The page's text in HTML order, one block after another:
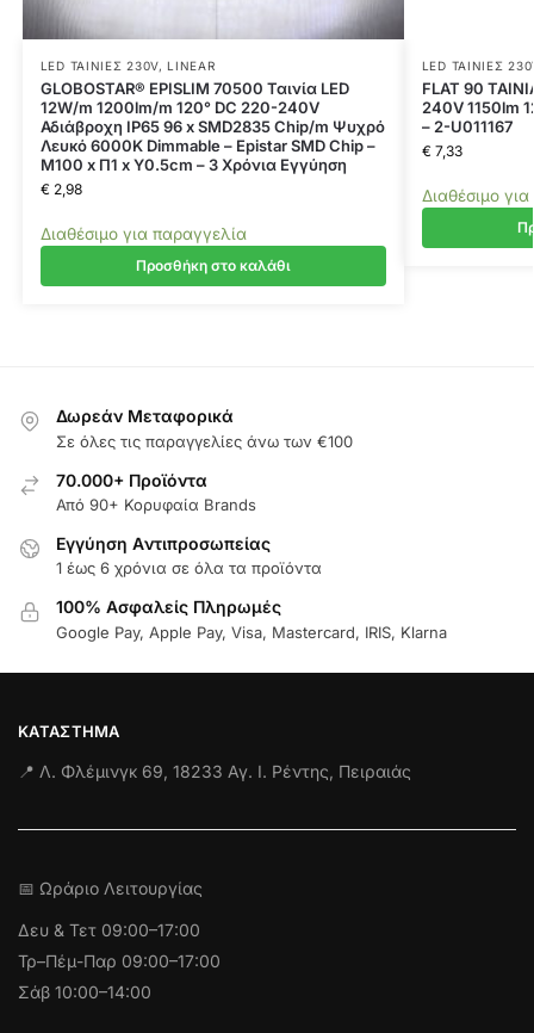
LED ΤΑΙΝΊΕΣ 230V,LINEAR
GLOBOSTAR® EPISLIM 70500 Ταινία LED
12W/m 1200lm/m 120° DC 220-240V
Αδιάβροχη IP65 96 x SMD2835 Chip/m Ψυχρό
Λευκό 6000K Dimmable – Epistar SMD Chip –
Μ100 x Π1 x Υ0.5cm – 3 Χρόνια Εγγύηση
€2,98
Διαθέσιμο για παραγγελία
Προσθήκη στο καλάθι
LED ΤΑΙΝΊΕΣ
FLAT 90
240V 1150lm
– 2-U011167
€7,33
Διαθέσιμο
Δωρεάν Μεταφορικά
Σε όλες τις παραγγελίες άνω των €100
70.000+ Προϊόντα
Από 90+ Κορυφαία Brands
Εγγύηση Aντιπροσωπείας
1 έως 6 χρόνια σε όλα τα προϊόντα
100% Ασφαλείς Πληρωμές
Google Pay, Apple Pay, Visa, Mastercard, IRIS, Klarna
ΚΑΤΆΣΤΗΜΑ
📍 Λ. Φλέμινγκ 69, 18233 Αγ. Ι. Ρέντης, Πειραιάς
📅 Ωράριο Λειτουργίας
Δευ & Τετ 09:00–17:00
Τρ–Πέμ-Παρ 09:00–17:00
Σάβ 10:00–14:00